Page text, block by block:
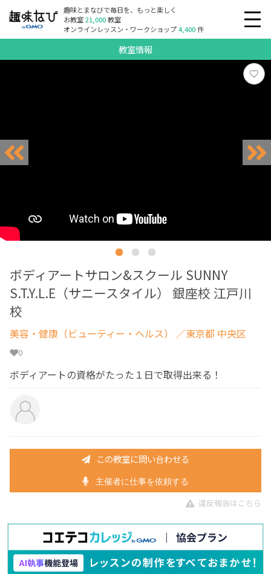
趣味とまなびで毎日を、もっと楽しく
お教室21,000教室
オンラインレッスン・ワークショップ4,400件
教室情報
ボディアートサロン&スクール SUNNY
S.T.Y.L.E（サニースタイル） 銀座校 江戸川
校
美容・健康（ビューティー・ヘルス） ／東京都 中央区
0
ボディアートの資格がたった１日で取得出来る！
この教室に問い合わせる
主催者に仕事を依頼する
違反報告はこちら